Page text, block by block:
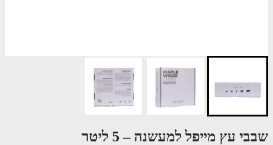
עץ מייפל למעשנה – 5 ליטר